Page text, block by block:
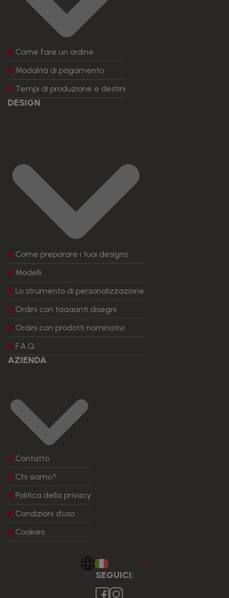
Come fare un ordine
Modalità di pagamento
Tempi di produzione e destini
DESIGN
Come preparare i tuoi designs
Modelli
Lo strumento di personalizzazione
Ordini con taaaanti disegni
Ordini con prodotti nominativi
F.A.Q.
AZIENDA
Contatto
Chi siamo?
Politica della privacy
Condizioni d’uso
Cookies
SEGUICI: